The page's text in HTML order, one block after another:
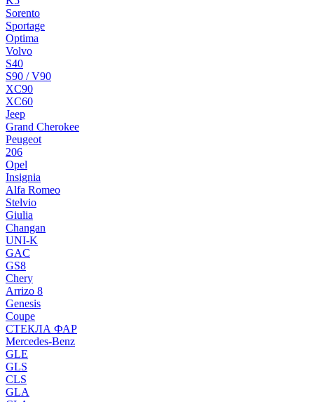
Sorento
Sportage
Optima
Volvo
S40
S90 / V90
XC90
XC60
Jeep
Grand Cherokee
Peugeot
206
Opel
Insignia
Alfa Romeo
Stelvio
Giulia
Changan
UNI-K
GAC
GS8
Chery
Arrizo 8
Genesis
Coupe
СТЕКЛА ФАР
Mercedes-Benz
GLE
GLS
CLS
GLA